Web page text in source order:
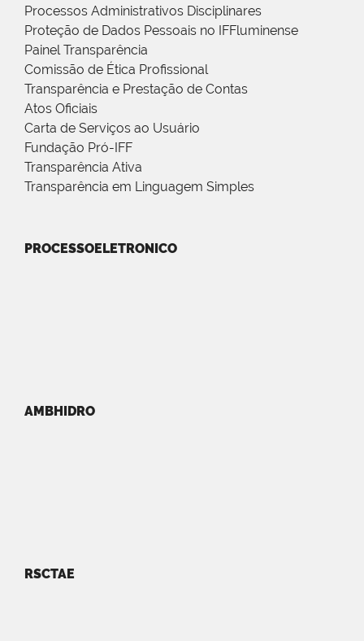
Processos Administrativos Disciplinares
Proteção de Dados Pessoais no IFFluminense
Painel Transparência
Comissão de Ética Profissional
Transparência e Prestação de Contas
Atos Oficiais
Carta de Serviços ao Usuário
Fundação Pró-IFF
Transparência Ativa
Transparência em Linguagem Simples
PROCESSOELETRONICO
AMBHIDRO
RSCTAE